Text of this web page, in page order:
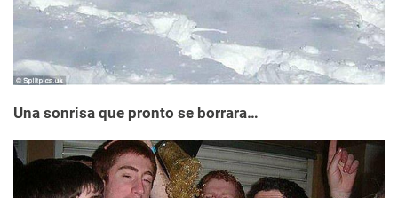
Una sonrisa que pronto se borrara…